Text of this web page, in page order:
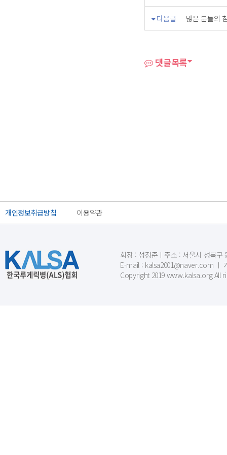
다음글 많은 분들의
댓글목록
개인정보취급방침 이용약관
회장 : 성정준ㅣ주소 : 서울시 성북구
E-mail : kalsa2001@naver.com ㅣ
Copyright 2019 www.kalsa.org All